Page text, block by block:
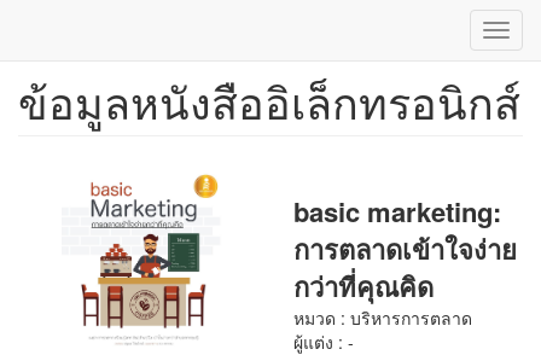
ข้าม
ข้อมูลหนังสืออิเล็กทรอนิกส์
basic marketing:
การตลาดเข้าใจง่าย
กว่าที่คุณคิด
หมวด : บริหารการตลาด
ผู้แต่ง : -